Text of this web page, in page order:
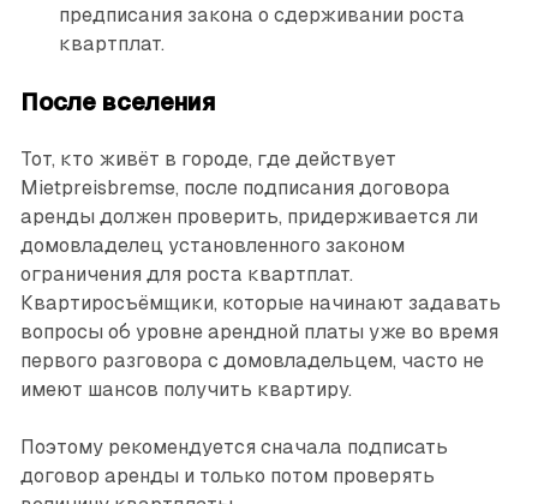
предписания закона о сдерживании роста
квартплат.
После вселения
Тот, кто живёт в городе, где действует
Mietpreisbremse, после подписания договора
аренды должен проверить, придерживается ли
домовладелец установленного законом
ограничения для роста квартплат.
Квартиросъёмщики, которые начинают задавать
вопросы об уровне арендной платы уже во время
первого разговора с домовладельцем, часто не
имеют шансов получить квартиру.
Поэтому рекомендуется сначала подписать
договор аренды и только потом проверять